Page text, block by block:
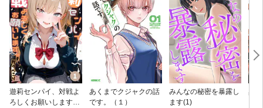
遊莉センパイ、対戦よ
ろしくお願いします。
あくまでクジャクの話
です。（１）
みんなの秘密を暴露し
ます(1)
異